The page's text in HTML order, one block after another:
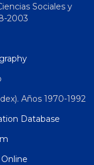
Sociales y
2003
Años 1970-1992
Database